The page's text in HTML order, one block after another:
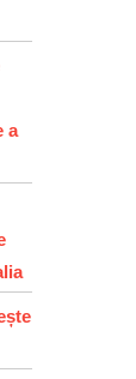
a